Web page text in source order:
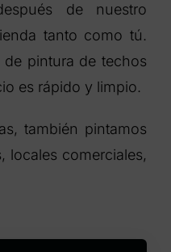
de nuestro
tanto como tú.
pintura de techos
es rápido y limpio.
también pintamos
locales comerciales,